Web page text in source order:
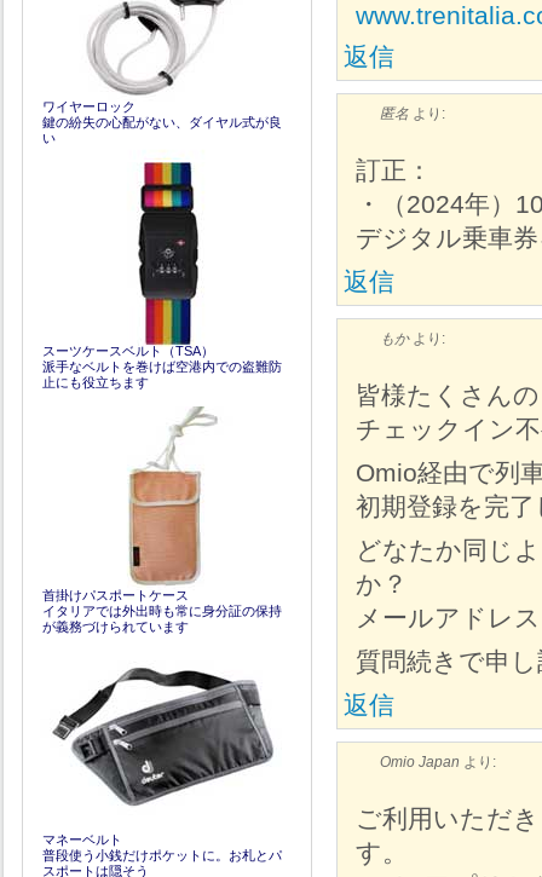
返信
匿名 より:
訂正：
・（2024年）
デジタル乗車
返信
もか より:
皆様たくさん
チェックイン
Omio経由で列
初期登録を完
どなたか同じ
か？
メールアドレ
質問続きで申
返信
Omio Japan より:
ご利用いただ
す。
ワイヤーロック
鍵の紛失の心配がない、ダイヤル式が良
い
スーツケースベルト（TSA）
派手なベルトを巻けば空港内での盗難防
止にも役立ちます
首掛けパスポートケース
イタリアでは外出時も常に身分証の保持
が義務づけられています
マネーベルト
普段使う小銭だけポケットに。お札とパ
スポートは隠そう